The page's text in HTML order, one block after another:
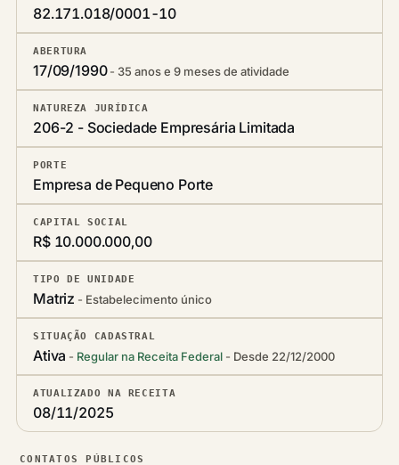
82.171.018/0001-10
ABERTURA
17/09/1990 35 anos e 9 meses de atividade
NATUREZA JURÍDICA
206-2 - Sociedade Empresária Limitada
PORTE
Empresa de Pequeno Porte
CAPITAL SOCIAL
R$ 10.000.000,00
TIPO DE UNIDADE
Matriz Estabelecimento único
SITUAÇÃO CADASTRAL
Ativa Regular na Receita Federal Desde 22/12/2000
ATUALIZADO NA RECEITA
08/11/2025
CONTATOS PÚBLICOS